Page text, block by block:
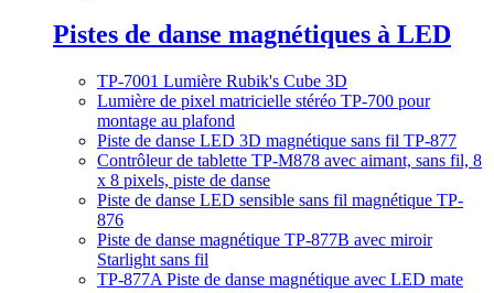
Pistes de danse magnétiques à LED
TP-7001 Lumière Rubik's Cube 3D
Lumière de pixel matricielle stéréo TP-700 pour
montage au plafond
Piste de danse LED 3D magnétique sans fil TP-877
Contrôleur de tablette TP-M878 avec aimant, sans fil, 8
x 8 pixels, piste de danse
Piste de danse LED sensible sans fil magnétique TP-
876
Piste de danse magnétique TP-877B avec miroir
Starlight sans fil
TP-877A Piste de danse magnétique avec LED mate